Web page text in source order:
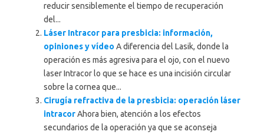
reducir sensiblemente el tiempo de recuperación
del...
Láser Intracor para presbicia: información,
opiniones y vídeo A diferencia del Lasik, donde la
operación es más agresiva para el ojo, con el nuevo
laser Intracor lo que se hace es una incisión circular
sobre la cornea que...
Cirugía refractiva de la presbicia: operación láser
intracorAhora bien, atención a los efectos
secundarios de la operación ya que se aconseja